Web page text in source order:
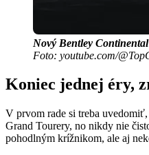
Nový Bentley
Foto: youtube.com/
Koniec jednej éry,
V prvom rade si treba
Grand Tourery, no nikdy nie
pohodlným krížnikom, ale aj